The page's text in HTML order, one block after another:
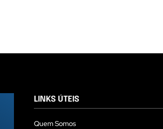
LINKS ÚTEIS
Quem Somos